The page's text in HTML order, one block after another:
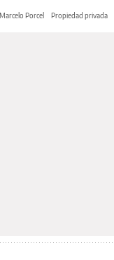
Marcelo Porcel Propiedad privada